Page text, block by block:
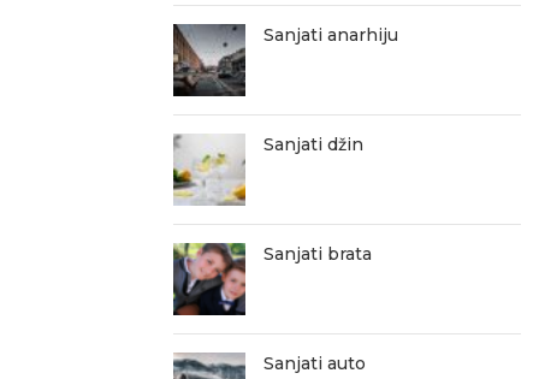
Sanjati anarhiju
Sanjati džin
Sanjati brata
Sanjati auto